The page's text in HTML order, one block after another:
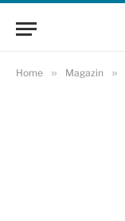
Home » Magazin »